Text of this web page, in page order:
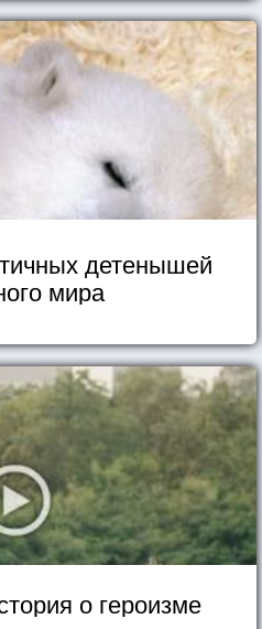
детенышей
мира
о героизме